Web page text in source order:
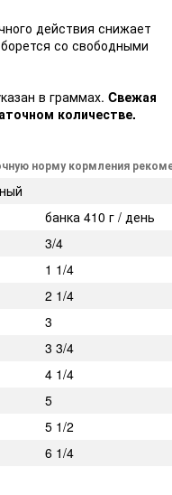
действия снижает
со свободными
в граммах. Cвежая
количестве.
норму кормления
банка 410 г / день
3/4
1 1/4
2 1/4
3
3 3/4
4 1/4
5
5 1/2
6 1/4